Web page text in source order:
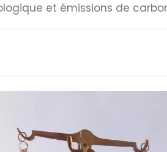
et émissions de